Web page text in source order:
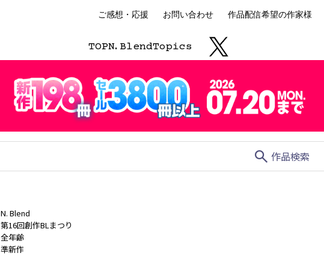
ご感想・応援 お問い合わせ 作品配信希望の作家様
TOPN. BlendTopics
search 作品検索
N. Blend
第16回創作BLまつり
全年齢
準新作